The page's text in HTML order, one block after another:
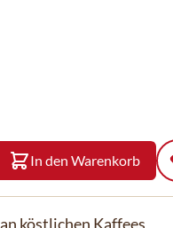
In den Warenkorb
köstlichen Kaffees